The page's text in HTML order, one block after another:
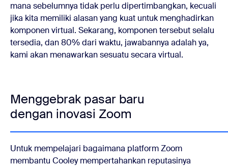
mana sebelumnya tidak perlu dipertimbangkan, kecuali
jika kita memiliki alasan yang kuat untuk menghadirkan
komponen virtual. Sekarang, komponen tersebut selalu
tersedia, dan 80% dari waktu, jawabannya adalah ya,
kami akan menawarkan sesuatu secara virtual.
Menggebrak pasar baru
dengan inovasi Zoom
Untuk mempelajari bagaimana platform Zoom
membantu Cooley mempertahankan reputasinya